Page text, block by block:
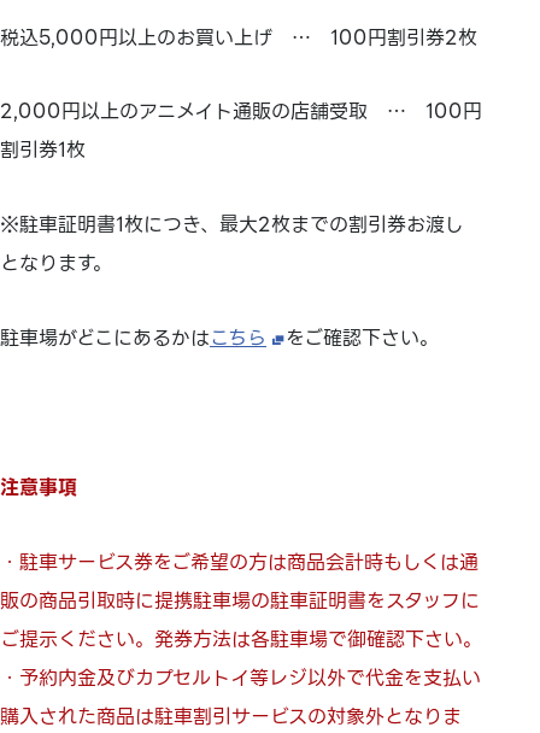
税込5,000円以上のお買い上げ … 100円割引券2枚
2,000円以上のアニメイト通販の店舗受取 … 100円
割引券1枚
※駐車証明書1枚につき、最大2枚までの割引券お渡し
となります。
駐車場がどこにあるかはこちら をご確認下さい。
注意事項
・駐車サービス券をご希望の方は商品会計時もしくは通
販の商品引取時に提携駐車場の駐車証明書をスタッフに
ご提示ください。発券方法は各駐車場で御確認下さい。
・予約内金及びカプセルトイ等レジ以外で代金を支払い
購入された商品は駐車割引サービスの対象外となりま